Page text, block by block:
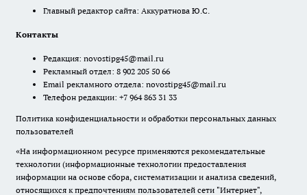
Главный редактор сайта: Аккуратнова Ю.С.
Контакты
Редакция: novostipg45@mail.ru
Рекламный отдел: 8 902 205 50 66
Email рекламного отдела: novostipg45@mail.ru
Телефон редакции: +7 964 863 31 33
Политика конфиденциальности и обработки персональных данных
пользователей
«На информационном ресурсе применяются рекомендательные
технологии (информационные технологии предоставления
информации на основе сбора, систематизации и анализа сведений,
относящихся к предпочтениям пользователей сети "Интернет",